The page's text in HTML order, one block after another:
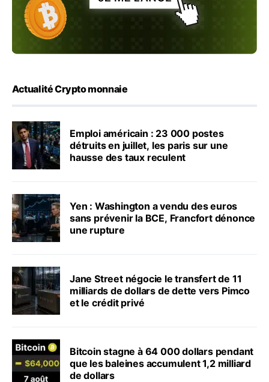
Actualité Crypto monnaie
Emploi américain : 23 000 postes
détruits en juillet, les paris sur une
hausse des taux reculent
Yen : Washington a vendu des euros
sans prévenir la BCE, Francfort dénonce
une rupture
Jane Street négocie le transfert de 11
milliards de dollars de dette vers Pimco
et le crédit privé
Bitcoin stagne à 64 000 dollars pendant
que les baleines accumulent 1,2 milliard
de dollars